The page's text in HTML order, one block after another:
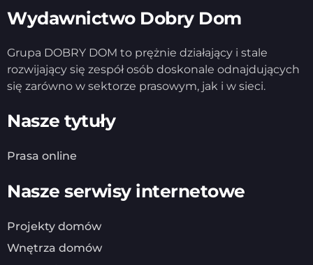
Wydawnictwo Dobry Dom
Grupa DOBRY DOM to prężnie działający i stale
rozwijający się zespół osób doskonale odnajdujących
się zarówno w sektorze prasowym, jak i w sieci.
Nasze tytuły
Prasa online
Nasze serwisy internetowe
Projekty domów
Wnętrza domów